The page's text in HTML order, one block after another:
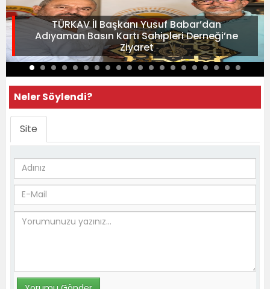
TÜRKAV İl Başkanı Yusuf Babar’dan
Adıyaman Basın Kartı Sahipleri Derneği’ne
Ziyaret
Neler Söylendi?
Site